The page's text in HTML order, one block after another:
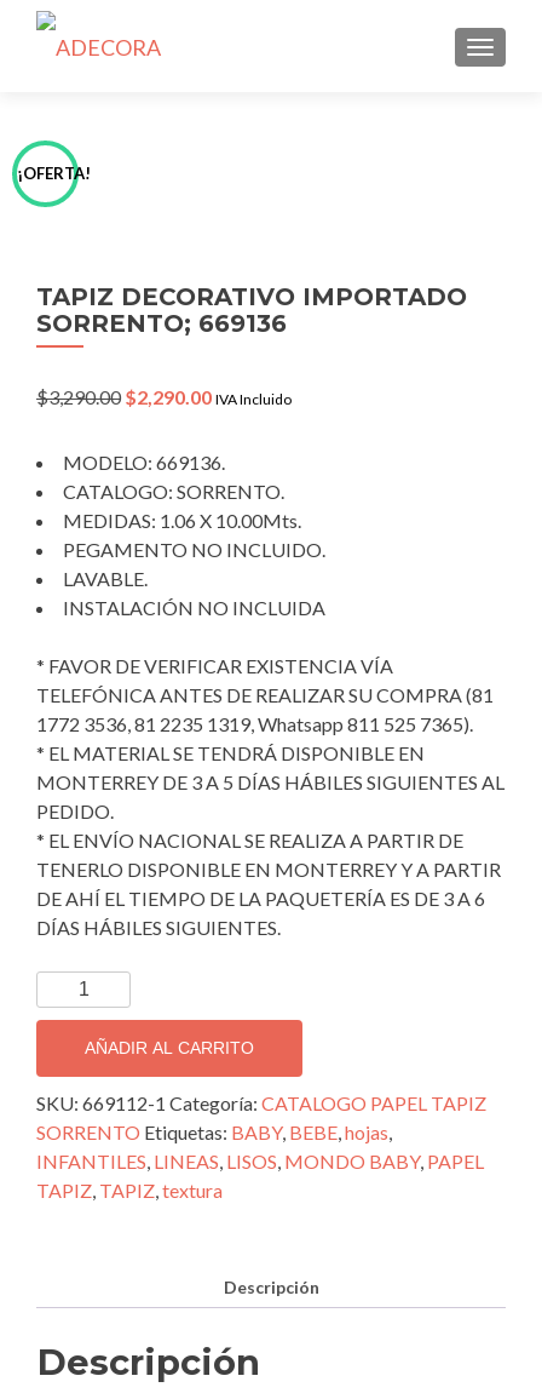
¡OFERTA!
TAPIZ DECORATIVO IMPORTADO
SORRENTO; 669136
$3,290.00 Original
$3,290.00.
$2,290.00Current
$2,290.00.
IVA Incluido
MODELO: 669136.
CATALOGO: SORRENTO.
MEDIDAS: 1.06 X 10.00Mts.
PEGAMENTO NO INCLUIDO.
LAVABLE.
INSTALACIÓN NO INCLUIDA
* FAVOR DE VERIFICAR EXISTENCIA VÍA
TELEFÓNICA ANTES DE REALIZAR SU COMPRA (81
1772 3536, 81 2235 1319, Whatsapp 811 525 7365).
* EL MATERIAL SE TENDRÁ DISPONIBLE EN
MONTERREY DE 3 A 5 DÍAS HÁBILES SIGUIENTES AL
PEDIDO.
* EL ENVÍO NACIONAL SE REALIZA A PARTIR DE
TENERLO DISPONIBLE EN MONTERREY Y A PARTIR
DE AHÍ EL TIEMPO DE LA PAQUETERÍA ES DE 3 A 6
DÍAS HÁBILES SIGUIENTES.
TAPIZ
DECORATIVO
IMPORTADO
SORRENTO;
669136
cantidad
AÑADIR AL CARRITO
SKU: 669112-1 Categoría: CATALOGO PAPEL TAPIZ
SORRENTO Etiquetas: BABY, BEBE,hojas,
INFANTILES, LINEAS, LISOS, MONDO BABY, PAPEL
TAPIZ, TAPIZ,textura
Descripción
Descripción